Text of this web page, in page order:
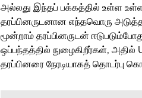
அல்லது இந்தப் பக்கத்தில் உள்ள
தரப்பினருடனான எந்தவொரு
மூன்றாம் தரப்பினருடன்
ஒப்பந்தத்தில் நுழைகிறீர்கள், அதில்
தரப்பினரை நேரடியாகத் தொடர்பு